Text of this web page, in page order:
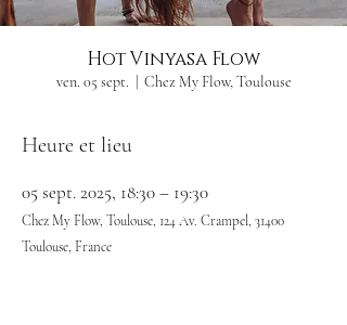
Hot Vinyasa Flow
ven. 05 sept. Chez My Flow, Toulouse
Heure et lieu
05 sept. 2025, 18:30 – 19:30
Chez My Flow, Toulouse, 124 Av. Crampel, 31400
Toulouse, France